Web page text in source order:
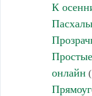
К
онлайн